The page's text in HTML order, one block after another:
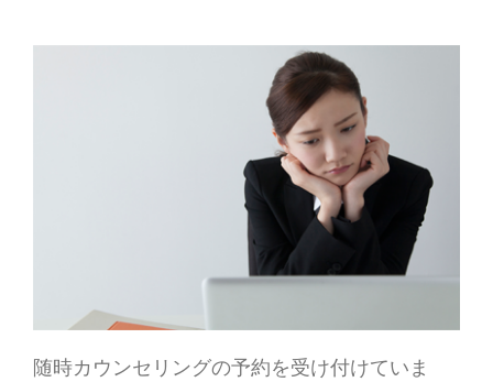
随時カウンセリングの予約を受け付けていま